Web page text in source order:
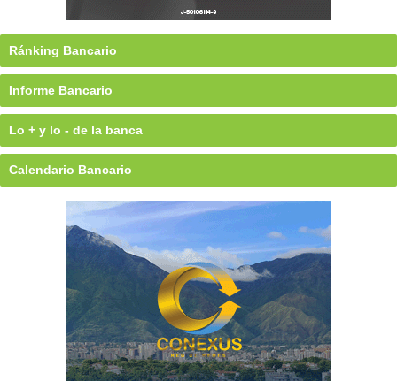
Ránking Bancario
Informe Bancario
Lo + y lo - de la banca
Calendario Bancario